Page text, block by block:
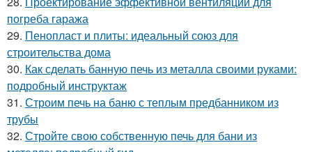
погреба гаража
29. Пенопласт и плиты: идеальный союз для
строительства дома
30. Как сделать банную печь из металла своими руками:
подробный инструктаж
31. Строим печь на баню с теплым предбанником из
трубы
32. Стройте свою собственную печь для бани из